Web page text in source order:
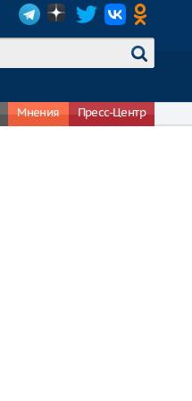
Мнения Пресс-Центр